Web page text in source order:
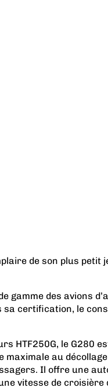
de son plus petit
gamme des avions
sa certification, le
HTF250G, le G280
maximale au
Il offre une
vitesse de croisière